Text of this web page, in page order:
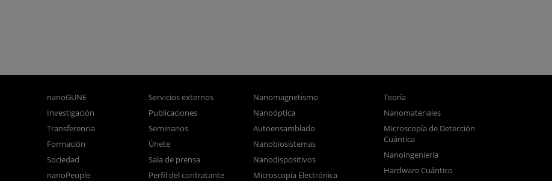
nanoGUNE
Investigación
Transferencia
Formación
Sociedad
nanoPeople
Servicios externos
Publicaciones
Seminarios
Únete
Sala de prensa
Perfil del contratante
Nanomagnetismo
Nanoóptica
Autoensamblado
Nanobiosistemas
Nanodispositivos
Microscopía Electrónica
Teoría
Nanomateriales
Microscopía de Detección
Cuántica
Nanoingeniería
Hardware Cuántico